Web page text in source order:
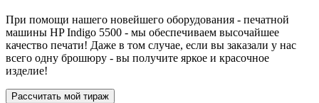
При помощи нашего новейшего оборудования - печатной
машины HP Indigo 5500 - мы обеспечиваем высочайшее
качество печати! Даже в том случае, если вы заказали у нас
всего одну брошюру - вы получите яркое и красочное
изделие!
Рассчитать мой тираж